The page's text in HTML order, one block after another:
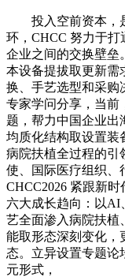
投入空前资本，是
环，CHCC 努力于
企业之间的交换壁垒
本设备提拔取更新需
换、手艺选型和采购
专家学问分享，当前
题，帮力中国企业出
均质化结构取设置装
病院扶植全过程的引
使、国际医疗组织、
CHCC2026 紧跟新
六大成长趋向：以AI
艺全面渗入病院扶植
能取形态深刻变化，
态。立异设置专题论
元形式，